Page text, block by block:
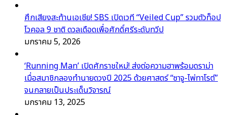
ศึกเสียงสะท้านเอเชีย! SBS เปิดเวที “Veiled Cup” รวมตัวท็อป
โวคอล 9 ชาติ ดวลเดือดเพื่อศักดิ์ศรีระดับทวีป
มกราคม 5, 2026
‘Running Man’ เปิดศักราชใหม่! ส่งต่อความฮาพร้อมดราม่า
เมื่อสมาชิกลองทำนายดวงปี 2025 ด้วยศาสตร์ “ซาจู-ไพ่ทาโรต์”
จนกลายเป็นประเด็นวิจารณ์
มกราคม 13, 2025